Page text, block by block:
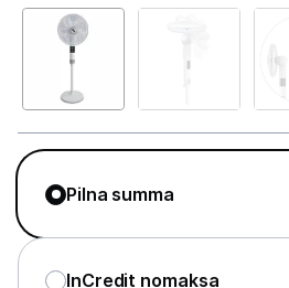
Kafijas pagatavošana
Mazā virtuves tehnika
Klimata iekārtas
Pilna summa
InCredit nomaksa